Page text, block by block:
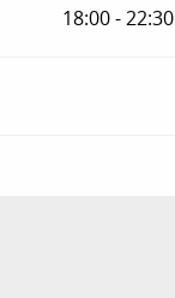
18:00 - 22:30